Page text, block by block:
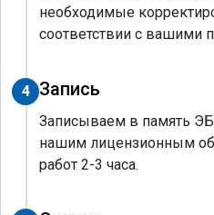
необходимые
соответствии с вашими
4 Запись
Записываем в память
нашим лицензионным
работ 2-3 часа.